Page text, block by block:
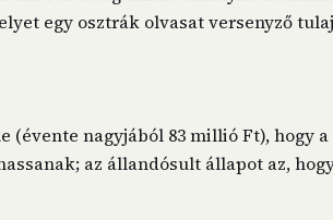
egy osztrák olvasat versenyző
nagyjából 83 millió Ft), hogy
az állandósult állapot az,